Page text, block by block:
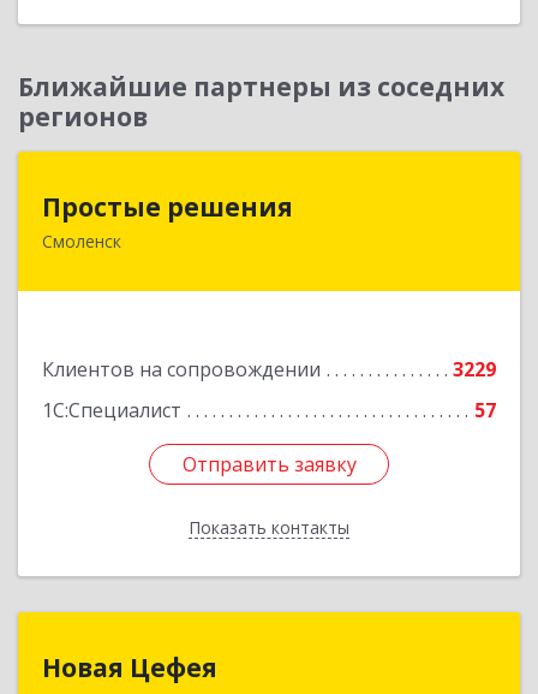
Ближайшие партнеры из соседних
регионов
Простые решения
Смоленск
Клиентов на сопровождении
3229
1С:Специалист
57
Отправить заявку
Показать контакты
214015, Смоленская обл, Смоленск г, Большая
Отправить заявку
Назад
Новая Цефея